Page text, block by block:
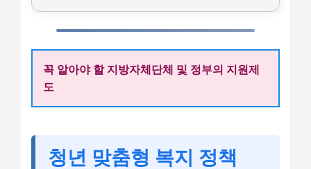
꼭 알아야 할 지방자체단체 및 정부의 지원제
도
청년 맞춤형 복지 정책